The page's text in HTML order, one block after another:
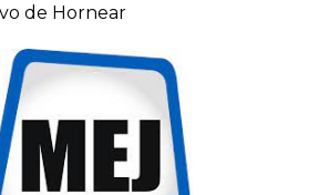
de Hornear